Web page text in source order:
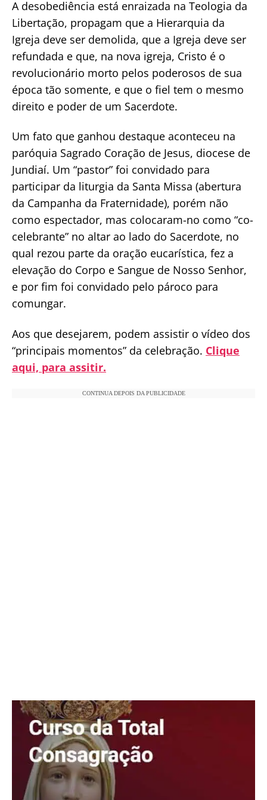
A desobediência está enraizada na Teologia da
Libertação, propagam que a Hierarquia da
Igreja deve ser demolida, que a Igreja deve ser
refundada e que, na nova igreja, Cristo é o
revolucionário morto pelos poderosos de sua
época tão somente, e que o fiel tem o mesmo
direito e poder de um Sacerdote.
Um fato que ganhou destaque aconteceu na
paróquia Sagrado Coração de Jesus, diocese de
Jundiaí. Um “pastor” foi convidado para
participar da liturgia da Santa Missa (abertura
da Campanha da Fraternidade), porém não
como espectador, mas colocaram-no como “co-
celebrante” no altar ao lado do Sacerdote, no
qual rezou parte da oração eucarística, fez a
elevação do Corpo e Sangue de Nosso Senhor,
e por fim foi convidado pelo pároco para
comungar.
Aos que desejarem, podem assistir o vídeo dos
“principais momentos” da celebração. Clique
aqui, para assitir.
CONTINUA DEPOIS DA PUBLICIDADE